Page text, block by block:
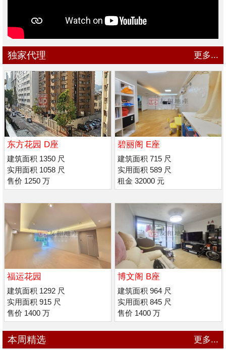
独家代理 更多...
东方花园 D座
建筑面积 1350 尺
实用面积 1058 尺
售价 1250 万
碧丽阁 E座
建筑面积 715 尺
实用面积 589 尺
租金 32000 元
福运花园
建筑面积 1292 尺
实用面积 915 尺
售价 1400 万
博文阁 B座
建筑面积 964 尺
实用面积 845 尺
售价 1400 万
本周精选 更多...